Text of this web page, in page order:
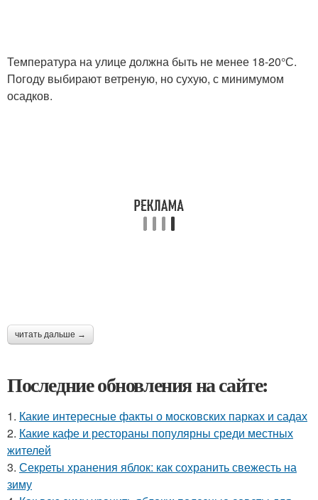
Температура на улице должна быть не менее 18-20°С.
Погоду выбирают ветреную, но сухую, с минимумом
осадков.
читать дальше →
Последние обновления на сайте:
1. Какие интересные факты о московских парках и садах
2. Какие кафе и рестораны популярны среди местных
жителей
3. Секреты хранения яблок: как сохранить свежесть на
зиму